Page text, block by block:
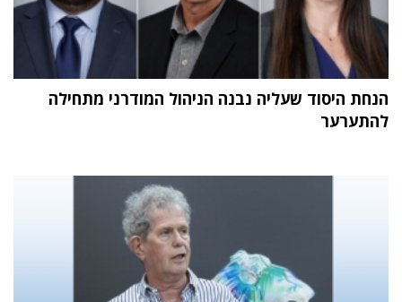
הנחת היסוד שעליה נבנה הניהול המודרני מתחילה
להתערער